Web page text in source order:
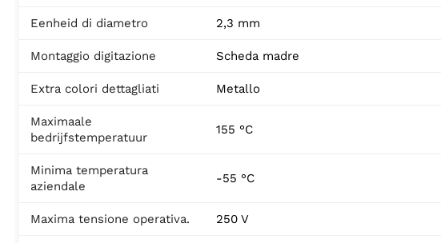
Eenheid di diametro 2,3 mm
Montaggio digitazione Scheda madre
Extra colori dettagliati Metallo
Maximaale
bedrijfstemperatuur
155 °C
Minima temperatura
aziendale
-55 °C
Maxima tensione operativa. 250 V